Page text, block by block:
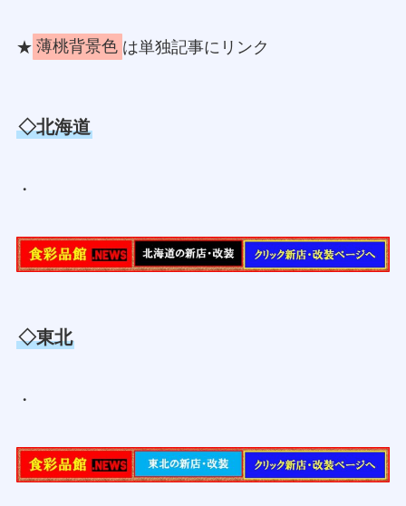
★ 薄桃背景色 は単独記事にリンク
◇北海道
・
◇東北
・